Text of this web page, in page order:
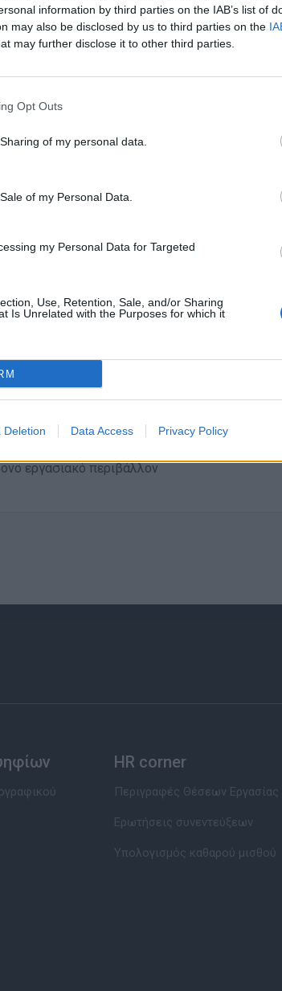
information by third parties on the IAB’s list of
may also be disclosed by us to third parties on the
may further disclose it to other third parties.
Opt Outs
of my personal data.
of my Personal Data.
my Personal Data for Targeted
Use, Retention, Sale, and/or Sharing
Is Unrelated with the Purposes for which it
Deletion Data Access Privacy Policy
Προσόντα
ή Πτυχίο όλων των βαθμίδων, ανεξαρτήτως
Προσόντα:
Η/Υ
εργασίας σε βάρδιες
γνώσεις ηλεκτρονικών, σε επίπεδο υλικών
ασφάλιση
Ιδιωτικής Ασφάλισης
εκπαίδευση
εργασιακό περιβάλλον
HR corner
Περιγραφές Θέσεων Εργασίας
Ερωτήσεις συνεντεύξεων
Υπολογισμός καθαρού μισθού